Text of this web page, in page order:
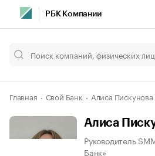
РБК Компании
Главная Свой Банк Алиса Пискунова
Алиса
Руководитель
Банк»